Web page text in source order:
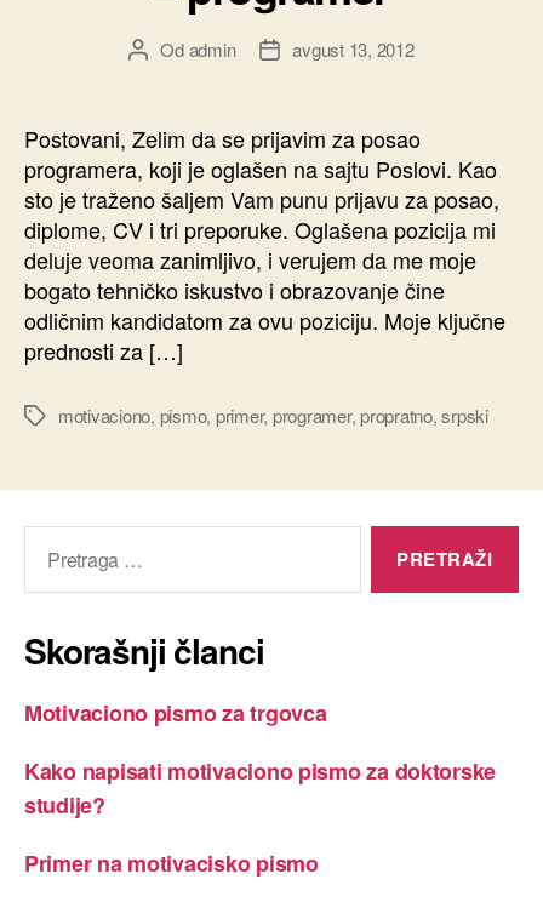
Autor
Odadmin
Datumavgust 13, 2012
Postovani, Zelim da se prijavim za posao
programera, koji je oglašen na sajtu Poslovi. Kao
sto je traženo šaljem Vam punu prijavu za posao,
diplome, CV i tri preporuke. Oglašena pozicija mi
deluje veoma zanimljivo, i verujem da me moje
bogato tehničko iskustvo i obrazovanje čine
odličnim kandidatom za ovu poziciju. Moje ključne
prednosti za […]
Oznakemotivaciono, pismo, primer, programer,propratno,srpski
Skorašnji članci
Motivaciono pismo za trgovca
Kako napisati motivaciono pismo za doktorske
studije?
Primer na motivacisko pismo